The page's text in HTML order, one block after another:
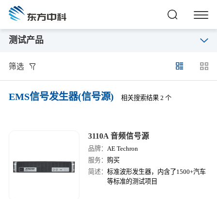
测试产品
筛选
EMS信号发生器(信号源) 相关搜索结果 2 个
3110A 音频信号源
品牌： AE Techron
服务： 购买
简述：标准波形发生器，内含了1500+汽车
等标准的测试项目